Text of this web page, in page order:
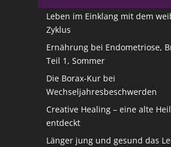
Leben im Einklang mit dem
Zyklus
Ernährung bei Endometriose,
Teil 1, Sommer
Die Borax-Kur bei
Wechseljahresbeschwerden
Creative Healing – eine alte
entdeckt
Länger jung und gesund das